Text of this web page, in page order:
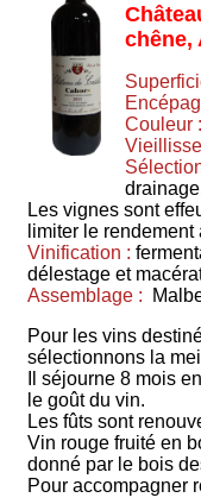
chêne,
Couleur :
Les vignes sont
limiter le rendement
Vinification :
délestage et
Assemblage :
Pour les vins
sélectionnons la
Il séjourne 8 mois
le goût du vin.
Les fûts sont
Vin rouge fruité en
donné par le bois
Pour accompagner